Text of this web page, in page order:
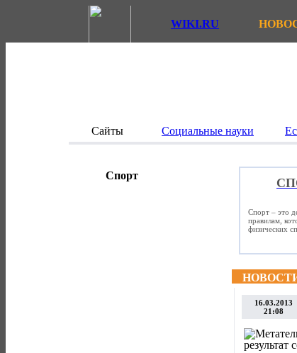
WIKI.RU
Сайты Социальные науки
Спорт
Спорт – это
правилам,
физических
16.03.2013
21:08